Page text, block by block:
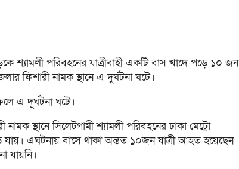
শ্যামলী পরিবহনের যাত্রীবাহী একটি বাস খাদে পড়ে ১০ জন
ফিশারী নামক স্থানে এ দুর্ঘটনা ঘটে।
এ দূর্ঘটনা ঘটে।
স্থানে সিলেটগামী শ্যামলী পরিবহনের ঢাকা মেট্রো
যায়। এঘটনায় বাসে থাকা অন্তত ১০জন যাত্রী আহত হয়েছেন
যায়নি।